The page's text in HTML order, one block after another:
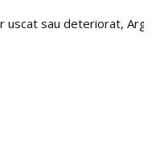
sau deteriorat,